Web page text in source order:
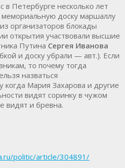
в Петербурге несколько лет
мемориальную доску маршаллу
организаторов блокады
открытия участвовали высшие
Путина Сергея Иванова
и доску убрали — авт.). Если
то почему тогда
назваться
когда Мария Захарова и другие
видят соринку в чужом
видят и бревна.
politic/article/304891/